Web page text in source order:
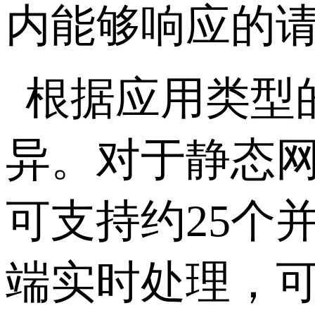
内能够响应的
根据应用类型
异。对于静态
可支持约25个
端实时处理，